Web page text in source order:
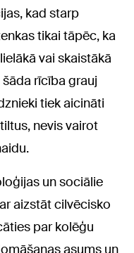
kad starp
tikai tāpēc, ka
vai skaistākā
rīcība grauj
tiek aicināti
nevis vairot
un sociālie
aizstāt cilvēcisko
par kolēģu
asums un